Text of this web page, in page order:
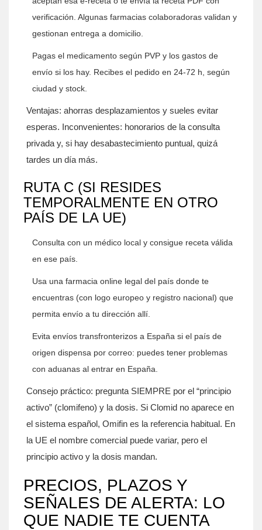
verificación. Algunas farmacias colaboradoras validan y
gestionan entrega a domicilio.
Pagas el medicamento según PVP y los gastos de
envío si los hay. Recibes el pedido en 24-72 h, según
ciudad y stock.
Ventajas: ahorras desplazamientos y sueles evitar
esperas. Inconvenientes: honorarios de la consulta
privada y, si hay desabastecimiento puntual, quizá
tardes un día más.
RUTA C (SI RESIDES
TEMPORALMENTE EN OTRO
PAÍS DE LA UE)
Consulta con un médico local y consigue receta válida
en ese país.
Usa una farmacia online legal del país donde te
encuentras (con logo europeo y registro nacional) que
permita envío a tu dirección allí.
Evita envíos transfronterizos a España si el país de
origen dispensa por correo: puedes tener problemas
con aduanas al entrar en España.
Consejo práctico: pregunta SIEMPRE por el “principio
activo” (clomifeno) y la dosis. Si Clomid no aparece en
el sistema español, Omifin es la referencia habitual. En
la UE el nombre comercial puede variar, pero el
principio activo y la dosis mandan.
PRECIOS, PLAZOS Y
SEÑALES DE ALERTA: LO
QUE NADIE TE CUENTA